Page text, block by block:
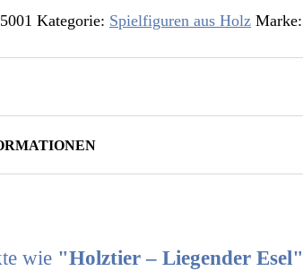
Kategorie: Spielfiguren aus Holz Marke:
wie "Holztier – Liegender Esel"